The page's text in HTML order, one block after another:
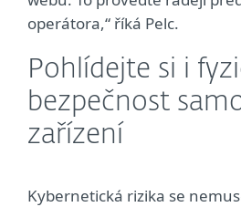
operátora,“ říká Pelc.
Pohlídejte si i
bezpečnost
zařízení
Kybernetická rizika se